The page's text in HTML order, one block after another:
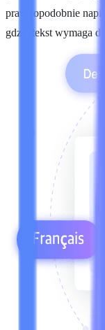
prawdopodobnie
gdzie tekst wymaga